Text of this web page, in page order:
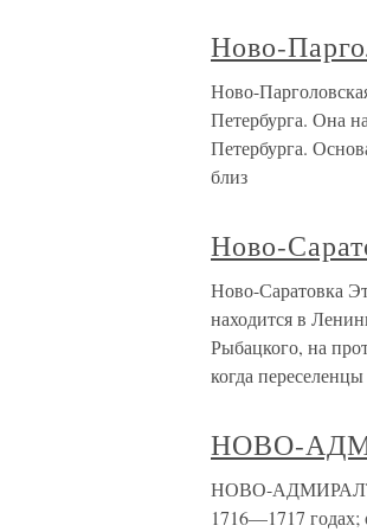
Ново-
Ново-
Петербурга. Она
Петербурга.
близ
Ново-
Ново-Саратовка
находится в
Рыбацкого, на
когда
НОВО-
НОВО-
1716—1717 годах;